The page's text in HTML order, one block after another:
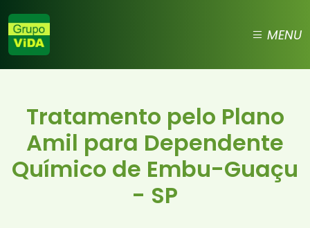
MENU
Tratamento pelo Plano
Amil para Dependente
Químico de Embu-Guaçu
- SP